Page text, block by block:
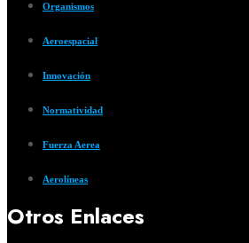
Organismos
Aeroespacial
Innovación
Normatividad
Fuerza Aerea
Aerolíneas
Otros Enlaces